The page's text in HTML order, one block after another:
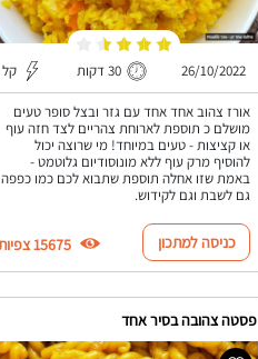
26/10/2022 30 דקות קל
אורז צהוב אחד אחד עם גזר ובצל סופר טעים
מושלם כ תוספת לארוחת צהריים לצד חזה עוף
או קציצות - טעים במיוחד! מי שרוצה יכול
להוסיף מרק עוף ללא מונוסודיום גלוטמט -
באמת שזו אחלה תוספת שתבוא לכם כמו כפפה
גם לשבת וגם לקידוש.
כניסה למתכון 15675 צפיות
פסטה צהובה בסיר אחד